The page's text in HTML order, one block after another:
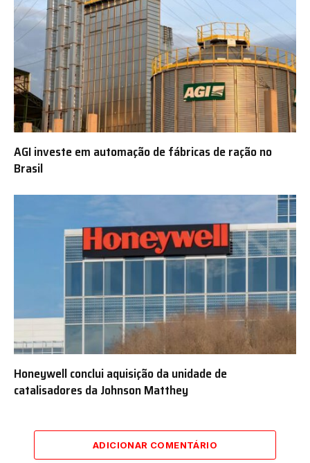
AGI investe em automação de fábricas de ração no
Brasil
Honeywell conclui aquisição da unidade de
catalisadores da Johnson Matthey
ADICIONAR COMENTÁRIO